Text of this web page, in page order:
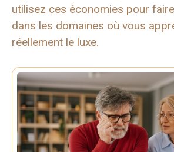
utilisez ces économies pour
dans les domaines où vous
réellement le luxe.